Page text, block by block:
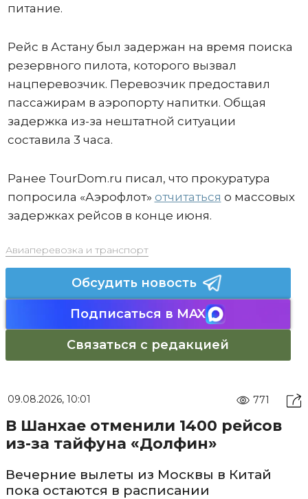
питание.
Рейс в Астану был задержан на время поиска
резервного пилота, которого вызвал
нацперевозчик. Перевозчик предоставил
пассажирам в аэропорту напитки. Общая
задержка из-за нештатной ситуации
составила 3 часа.
Ранее TourDom.ru писал, что прокуратура
попросила «Аэрофлот» отчитаться о массовых
задержках рейсов в конце июня.
Авиаперевозка и транспорт
Обсудить новость
Подписаться в MAX
Связаться с редакцией
09.08.2026, 10:01 771
В Шанхае отменили 1400 рейсов
из-за тайфуна «Долфин»
Вечерние вылеты из Москвы в Китай
пока остаются в расписании